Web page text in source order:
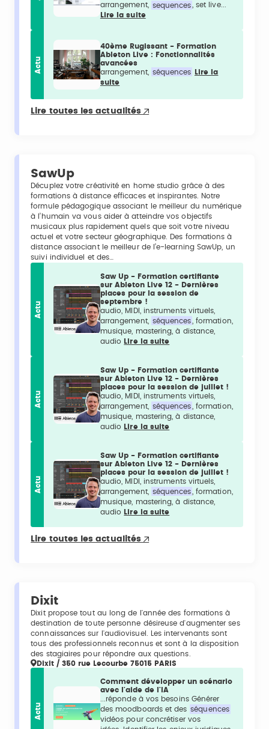
arrangement,
sequences
, set live...
Lire la suite
Actu
40ème Rugissant - Formation
Ableton Live : Fonctionnalités
avancées
arrangement,
séquences
Lire la
suite
Lire toutes les actualités
SawUp
Décuplez votre créativité en home studio grâce à des
formations à distance efficaces et inspirantes. Notre
formule pédagogique associant le meilleur du numérique
à l’humain va vous aider à atteindre vos objectifs
musicaux plus rapidement quels que soit votre niveau
actuel et votre secteur géographique. Des formations à
distance associant le meilleur de l’e-learning SawUp, un
suivi individuel et des…
Actu
Saw Up - Formation certifiante
sur Ableton Live 12 - Dernières
places pour la session de
septembre !
audio, MIDI, instruments virtuels,
arrangement,
séquences
, formation,
musique, mastering, à distance,
audio
Lire la suite
Actu
Saw Up - Formation certifiante
sur Ableton Live 12 - Dernières
places pour la session de juillet !
audio, MIDI, instruments virtuels,
arrangement,
séquences
, formation,
musique, mastering, à distance,
audio
Lire la suite
Actu
Saw Up - Formation certifiante
sur Ableton Live 12 - Dernières
places pour la session de juillet !
audio, MIDI, instruments virtuels,
arrangement,
séquences
, formation,
musique, mastering, à distance,
audio
Lire la suite
Lire toutes les actualités
Dixit
Dixit propose tout au long de l'année des formations à
destination de toute personne désireuse d'augmenter ses
connaissances sur l'audiovisuel. Les intervenants sont
tous des professionnels reconnus et sont à la disposition
des stagiaires pour répondre aux questions.
Dixit / 350 rue Lecourbe 75015 PARIS
Actu
Comment développer un scénario
avec l'aide de l'IA
...réponde à vos besoins Générer
des moodboards et des séquences
vidéos pour concrétiser vos